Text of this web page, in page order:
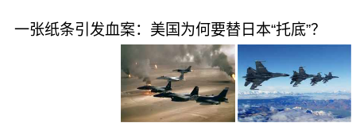
一张纸条引发血案：美国为何要替日本“托底”？